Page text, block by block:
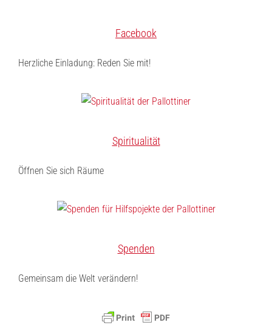
Facebook
Herzliche Einladung: Reden Sie mit!
Spiritualität
Öffnen Sie sich Räume
Spenden
Gemeinsam die Welt verändern!